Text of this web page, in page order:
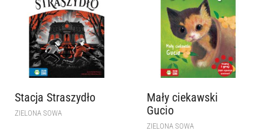
Stacja Straszydło
ZIELONA SOWA
Mały ciekawski
Gucio
ZIELONA SOWA